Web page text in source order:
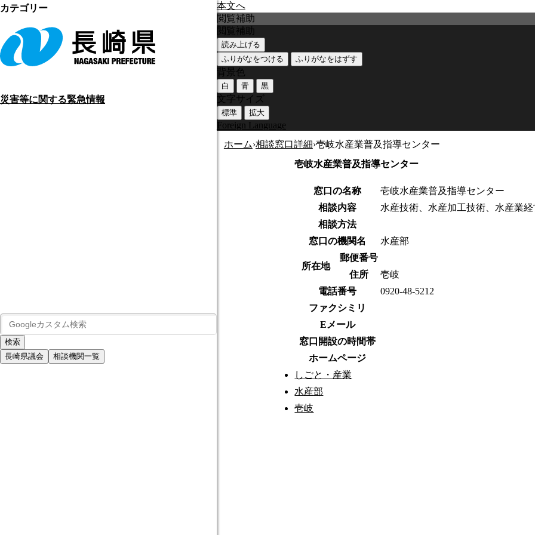
本文へ
災害等に関する緊急情報
長崎県議会 相談機関一覧
閲覧補助
閲覧補助
読み上げる
ふりがなをつける
ふりがなをはずす
背景色
白 青 黒
文字サイズ
標準 拡大
Foreign Language
ホーム›相談窓口詳細›壱岐水産業普及指導センター
壱岐水産業普及指導センター
窓口の名称
壱岐水産業普及指導センター
相談内容
水産技術、水産加工技術、水産業
相談方法
窓口の機関名
水産部
所在地
郵便番号
住所
壱岐
電話番号
0920-48-5212
ファクシミリ
Eメール
窓口開設の時間帯
ホームページ
カテゴリー
しごと・産業
水産部
壱岐